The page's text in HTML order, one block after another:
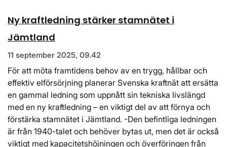
Ny kraftledning stärker stamnätet i
Jämtland
11 september 2025, 09.42
För att möta framtidens behov av en trygg, hållbar och
effektiv elförsörjning planerar Svenska kraftnät att ersätta
en gammal ledning som uppnått sin tekniska livslängd
med en ny kraftledning – en viktigt del av att förnya och
förstärka stamnätet i Jämtland. -Den befintliga ledningen
är från 1940-talet och behöver bytas ut, men det är också
viktigt med kapacitetshöjningen och överföringen från